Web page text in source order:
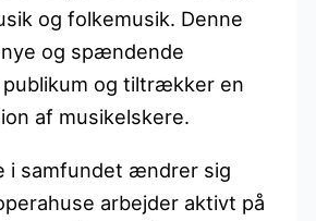
og folkemusik. Denne
og spændende
og tiltrækker en
af musikelskere.
i samfundet ændrer sig
arbejder aktivt på